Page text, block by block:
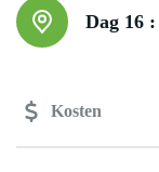
Kosten
Dag 16 :